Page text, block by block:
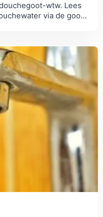
wtw. Lees
via de goot